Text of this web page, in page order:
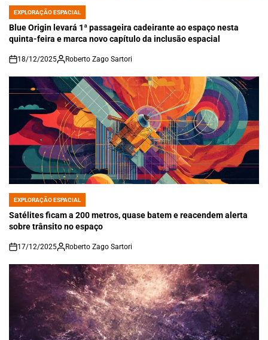
POSTED
IN
EXPLORAÇÃO ESPACIAL
Blue Origin levará 1ª passageira cadeirante ao espaço nesta
quinta-feira e marca novo capítulo da inclusão espacial
on
18/12/2025 Roberto Zago Sartori
POSTED
IN
EXPLORAÇÃO ESPACIAL
Satélites ficam a 200 metros, quase batem e reacendem alerta
sobre trânsito no espaço
on
17/12/2025 Roberto Zago Sartori